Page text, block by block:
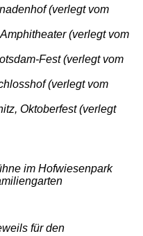
(verlegt vom
(verlegt vom
Fest (verlegt vom
(verlegt vom
Oktoberfest (verlegt
im Hofwiesenpark
für den